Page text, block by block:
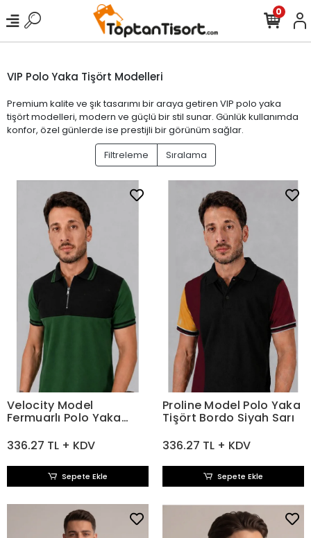
0
VIP Polo Yaka Tişört Modelleri
Premium kalite ve şık tasarımı bir araya getiren VIP polo yaka
tişört modelleri, modern ve güçlü bir stil sunar. Günlük kullanımda
konfor, özel günlerde ise prestijli bir görünüm sağlar.
Filtreleme
Sıralama
Velocity Model
Fermuarlı Polo Yaka
336.27 TL + KDV
Sepete Ekle
Proline Model Polo Yaka
Tişört Bordo Siyah Sarı
336.27 TL + KDV
Sepete Ekle